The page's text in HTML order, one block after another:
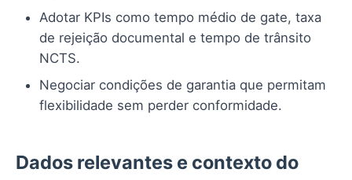
Adotar KPIs como tempo médio de gate, taxa
de rejeição documental e tempo de trânsito
NCTS.
Negociar condições de garantia que permitam
flexibilidade sem perder conformidade.
Dados relevantes e contexto do